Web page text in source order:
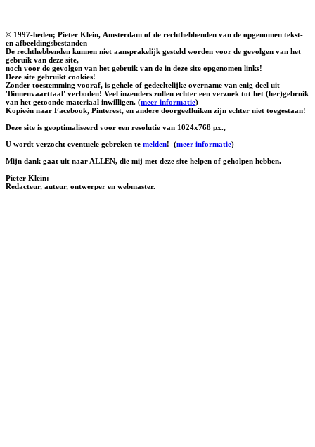
© 1997-heden; Pieter Klein, Amsterdam of de rechthebbenden van de opgenomen tekst-
en afbeeldingsbestanden
De rechthebbenden kunnen niet aansprakelijk gesteld worden voor de gevolgen van het
gebruik van deze site,
noch voor de gevolgen van het gebruik van de in deze site opgenomen links!
Deze site gebruikt cookies!
Zonder toestemming vooraf, is gehele of gedeeltelijke overname van enig deel uit
'Binnenvaarttaal' verboden! Veel inzenders zullen echter een verzoek tot het (her)gebruik
van het getoonde materiaal inwilligen. (meer informatie)
Kopieën naar Facebook, Pinterest, en andere doorgeefluiken zijn echter niet toegestaan!
Deze site is geoptimaliseerd voor een resolutie van 1024x768 px.,
U wordt verzocht eventuele gebreken te melden! (meer informatie)
Mijn dank gaat uit naar ALLEN, die mij met deze site helpen of geholpen hebben.
Pieter Klein:
Redacteur, auteur, ontwerper en webmaster.